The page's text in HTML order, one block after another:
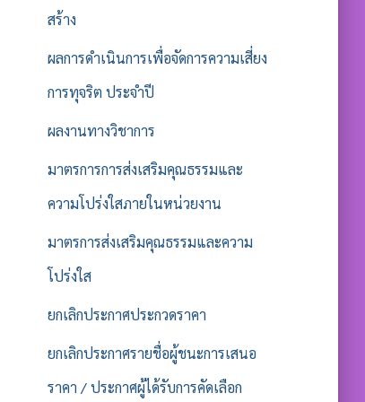
สร้าง
ผลการดำเนินการเพื่อจัดการความเสี่ยง
การทุจริต ประจำปี
ผลงานทางวิชาการ
มาตรการการส่งเสริมคุณธรรมและ
ความโปร่งใสภายในหน่วยงาน
มาตรการส่งเสริมคุณธรรมและความ
โปร่งใส
ยกเลิกประกาศประกวดราคา
ยกเลิกประกาศรายชื่อผู้ชนะการเสนอ
ราคา / ประกาศผู้ได้รับการคัดเลือก